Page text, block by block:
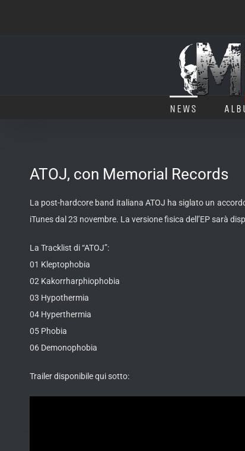
NEWS
ATOJ, con Memorial Records
La post-hardcore band italiana ATOJ ha siglato un
iTunes dal 23 novembre. La versione fisica dell’EP sarà
La Tracklist di “ATOJ”:
01 Kleptophobia
02 Kakorrharphiophobia
03 Hypothermia
04 Hyperthermia
05 Phobia
06 Demonophobia
Trailer disponibile qui sotto: